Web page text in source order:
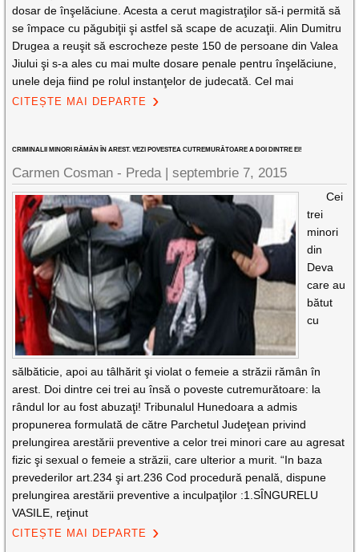
dosar de înşelăciune. Acesta a cerut magistraţilor să-i permită să
se împace cu păgubiţii şi astfel să scape de acuzaţii. Alin Dumitru
Drugea a reuşit să escrocheze peste 150 de persoane din Valea
Jiului şi s-a ales cu mai multe dosare penale pentru înşelăciune,
unele deja fiind pe rolul instanţelor de judecată. Cel mai
CITEȘTE MAI DEPARTE
CRIMINALII MINORI RĂMÂN ÎN AREST. VEZI POVESTEA CUTREMURĂTOARE A DOI DINTRE EI!
Carmen Cosman - Preda |septembrie 7, 2015
Cei
trei
minori
din
Deva
care au
bătut
cu
sălbăticie, apoi au tâlhărit şi violat o femeie a străzii rămân în
arest. Doi dintre cei trei au însă o poveste cutremurătoare: la
rândul lor au fost abuzaţi! Tribunalul Hunedoara a admis
propunerea formulată de către Parchetul Judeţean privind
prelungirea arestării preventive a celor trei minori care au agresat
fizic şi sexual o femeie a străzii, care ulterior a murit. “In baza
prevederilor art.234 şi art.236 Cod procedură penală, dispune
prelungirea arestării preventive a inculpaţilor :1.SÎNGURELU
VASILE, reţinut
CITEȘTE MAI DEPARTE